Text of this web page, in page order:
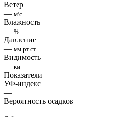
Ветер
— м/с
Влажность
— %
Давление
— мм рт.ст.
Видимость
— км
Показатели
УФ-индекс
—
Вероятность осадков
—